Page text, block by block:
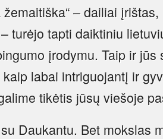
žemaitiška“ – dailiai
turėjo tapti daiktiniu
įrodymu. Taip ir
labai intriguojantį ir
tikėtis jūsų viešoje
Daukantu. Bet mokslas